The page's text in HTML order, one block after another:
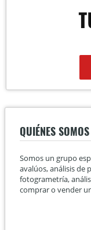
QUIÉNES SOMOS
Somos un grupo
avalúos, análisis de
fotogrametría,
comprar o vender